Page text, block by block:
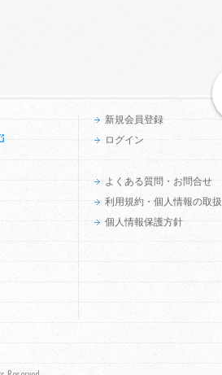
新規会員登録
ログイン
よくある質問・お問合せ
利用規約・個人情報の取扱
個人情報保護方針